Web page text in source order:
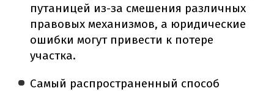
путаницей из-за смешения различных
правовых механизмов, а юридические
ошибки могут привести к потере
участка.
Самый распространенный способ